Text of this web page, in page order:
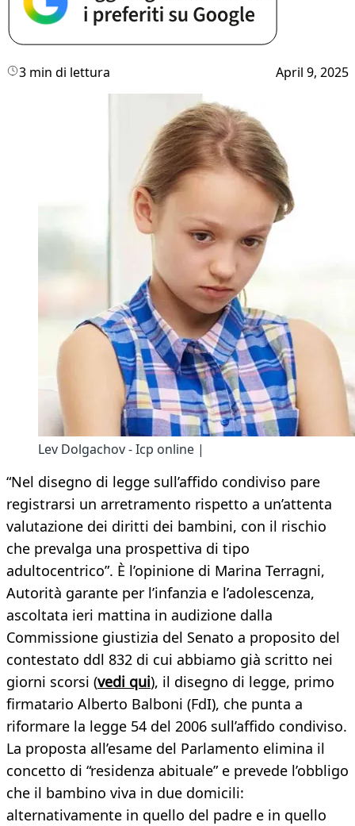
3 min di lettura April 9, 2025
Lev Dolgachov - Icp online |
“Nel disegno di legge sull’affido condiviso pare
registrarsi un arretramento rispetto a un’attenta
valutazione dei diritti dei bambini, con il rischio
che prevalga una prospettiva di tipo
adultocentrico”. È l’opinione di Marina Terragni,
Autorità garante per l’infanzia e l’adolescenza,
ascoltata ieri mattina in audizione dalla
Commissione giustizia del Senato a proposito del
contestato ddl 832 di cui abbiamo già scritto nei
giorni scorsi (vedi qui), il disegno di legge, primo
firmatario Alberto Balboni (FdI), che punta a
riformare la legge 54 del 2006 sull’affido condiviso.
La proposta all’esame del Parlamento elimina il
concetto di “residenza abituale” e prevede l’obbligo
che il bambino viva in due domicili:
alternativamente in quello del padre e in quello